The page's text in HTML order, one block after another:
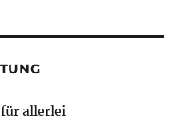
allerlei